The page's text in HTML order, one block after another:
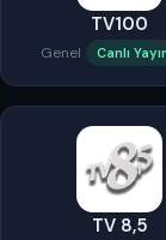
TV100
Genel Canlı
TV 8,5